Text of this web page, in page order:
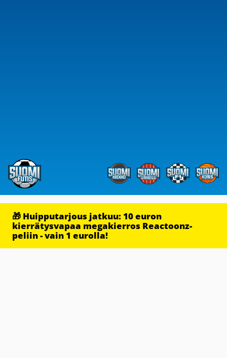
🎁 Huipputarjous jatkuu: 10 euron
kierrätysvapaa megakierros Reactoonz-
peliin - vain 1 eurolla!